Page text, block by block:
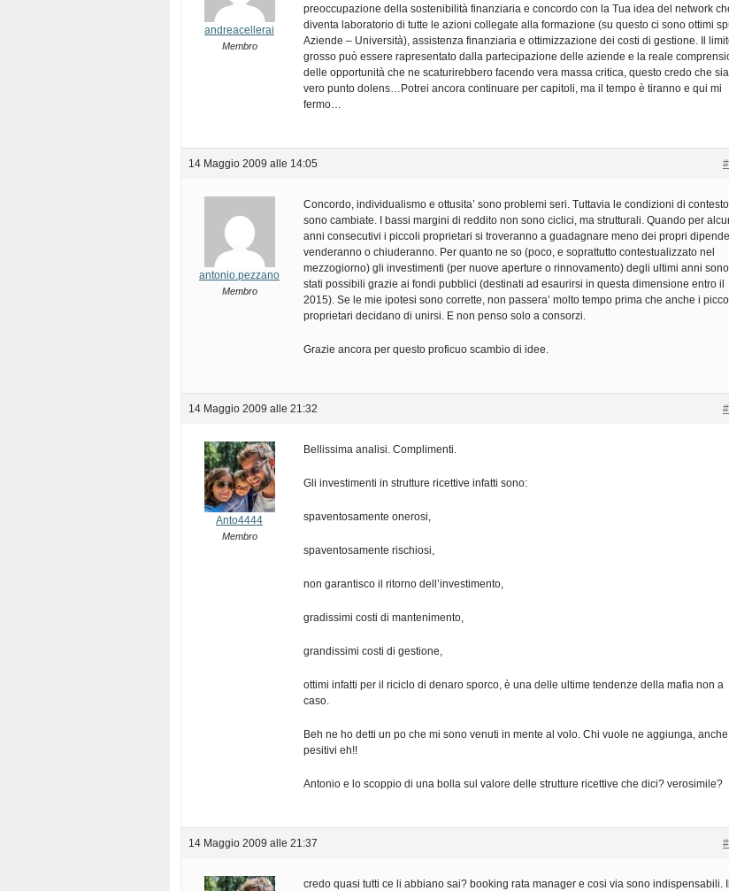
andreacellerai
Membro
preoccupazione della sostenibilità finanziaria e concordo con la Tua idea del network
diventa laboratorio di tutte le azioni collegate alla formazione (su questo ci sono ottimi
Aziende – Università), assistenza finanziaria e ottimizzazione dei costi di gestione. Il
grosso può essere rapresentato dalla partecipazione delle aziende e la reale
delle opportunità che ne scaturirebbero facendo vera massa critica, questo credo che sia
vero punto dolens…Potrei ancora continuare per capitoli, ma il tempo è tiranno e qui mi
fermo…
14 Maggio 2009 alle 14:05
antonio.pezzano
Membro
Concordo, individualismo e ottusita’ sono problemi seri. Tuttavia le condizioni di contesto
sono cambiate. I bassi margini di reddito non sono ciclici, ma strutturali. Quando per
anni consecutivi i piccoli proprietari si troveranno a guadagnare meno dei propri
venderanno o chiuderanno. Per quanto ne so (poco, e soprattutto contestualizzato nel
mezzogiorno) gli investimenti (per nuove aperture o rinnovamento) degli ultimi anni sono
stati possibili grazie ai fondi pubblici (destinati ad esaurirsi in questa dimensione entro il
2015). Se le mie ipotesi sono corrette, non passera’ molto tempo prima che anche i
proprietari decidano di unirsi. E non penso solo a consorzi.
Grazie ancora per questo proficuo scambio di idee.
14 Maggio 2009 alle 21:32
Anto4444
Membro
Bellissima analisi. Complimenti.
Gli investimenti in strutture ricettive infatti sono:
spaventosamente onerosi,
spaventosamente rischiosi,
non garantisco il ritorno dell’investimento,
gradissimi costi di mantenimento,
grandissimi costi di gestione,
ottimi infatti per il riciclo di denaro sporco, è una delle ultime tendenze della mafia non a
caso.
Beh ne ho detti un po che mi sono venuti in mente al volo. Chi vuole ne aggiunga,
pesitivi eh!!
Antonio e lo scoppio di una bolla sul valore delle strutture ricettive che dici? verosimile?
14 Maggio 2009 alle 21:37
credo quasi tutti ce li abbiano sai? booking rata manager e cosi via sono indispensabili. Il